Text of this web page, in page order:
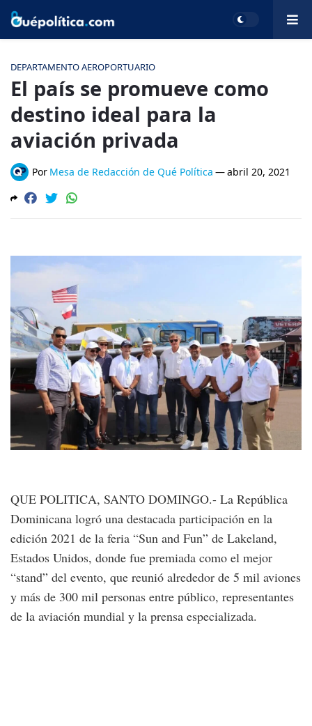
DEPARTAMENTO AEROPORTUARIO
El país se promueve como
destino ideal para la
aviación privada
Por Mesa de Redacción de Qué Política —abril 20, 2021
QUE POLITICA, SANTO DOMINGO.- La República
Dominicana logró una destacada participación en la
edición 2021 de la feria “Sun and Fun” de Lakeland,
Estados Unidos, donde fue premiada como el mejor
“stand” del evento, que reunió alrededor de 5 mil aviones
y más de 300 mil personas entre público, representantes
de la aviación mundial y la prensa especializada.